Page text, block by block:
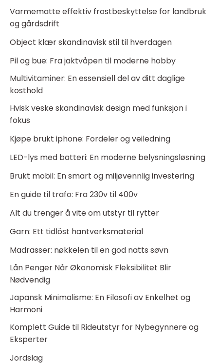
Varmematte effektiv frostbeskyttelse for landbruk
og gårdsdrift
Object klær skandinavisk stil til hverdagen
Pil og bue: Fra jaktvåpen til moderne hobby
Multivitaminer: En essensiell del av ditt daglige
kosthold
Hvisk veske skandinavisk design med funksjon i
fokus
Kjøpe brukt iphone: Fordeler og veiledning
LED-lys med batteri: En moderne belysningsløsning
Brukt mobil: En smart og miljøvennlig investering
En guide til trafo: Fra 230v til 400v
Alt du trenger å vite om utstyr til rytter
Garn: Ett tidlöst hantverksmaterial
Madrasser: nøkkelen til en god natts søvn
Lån Penger Når Økonomisk Fleksibilitet Blir
Nødvendig
Japansk Minimalisme: En Filosofi av Enkelhet og
Harmoni
Komplett Guide til Rideutstyr for Nybegynnere og
Eksperter
Jordslag